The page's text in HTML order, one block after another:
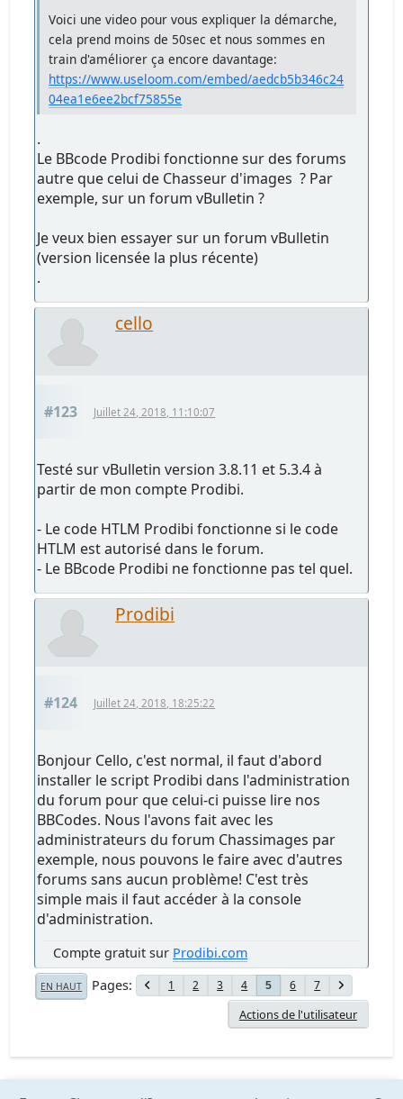
Voici une video pour vous expliquer la démarche,
cela prend moins de 50sec et nous sommes en
train d'améliorer ça encore davantage:
https://www.useloom.com/embed/aedcb5b346c24
04ea1e6ee2bcf75855e
.
Le BBcode Prodibi fonctionne sur des forums
autre que celui de Chasseur d'images ? Par
exemple, sur un forum vBulletin ?
Je veux bien essayer sur un forum vBulletin
(version licensée la plus récente)
.
cello
#123 Juillet 24, 2018, 11:10:07
Testé sur vBulletin version 3.8.11 et 5.3.4 à
partir de mon compte Prodibi.
- Le code HTLM Prodibi fonctionne si le code
HTLM est autorisé dans le forum.
- Le BBcode Prodibi ne fonctionne pas tel quel.
Prodibi
#124 Juillet 24, 2018, 18:25:22
Bonjour Cello, c'est normal, il faut d'abord
installer le script Prodibi dans l'administration
du forum pour que celui-ci puisse lire nos
BBCodes. Nous l'avons fait avec les
administrateurs du forum Chassimages par
exemple, nous pouvons le faire avec d'autres
forums sans aucun problème! C'est très
simple mais il faut accéder à la console
d'administration.
Compte gratuit sur Prodibi.com
EN HAUT Pages 1 2 3 4 5 6 7
Actions de l'utilisateur